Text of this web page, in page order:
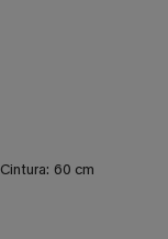
Cintura: 60 cm